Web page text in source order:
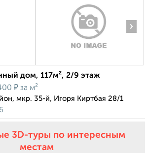
›
дом, 117м², 2/9 этаж
₽ за м²
мкр. 35-й, Игоря Киртбая 28/1
3D-туры по интересным
местам